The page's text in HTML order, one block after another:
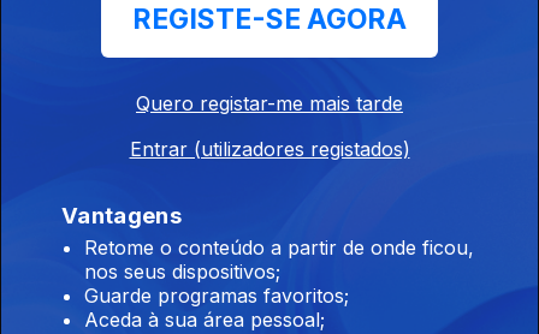
João Gil
REGISTE-SE AGORA
Quero registar-me mais tarde
Entrar (utilizadores registados)
Vantagens
Retome o conteúdo a partir de onde ficou,
nos seus dispositivos;
Guarde programas favoritos;
Aceda à sua área pessoal;